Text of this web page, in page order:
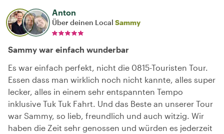
Anton
Über deinen Local Sammy
Sammy war einfach wunderbar
Es war einfach perfekt, nicht die 0815-Touristen Tour.
Essen dass man wirklich noch nicht kannte, alles super
lecker, alles in einem sehr entspannten Tempo
inklusive Tuk Tuk Fahrt. Und das Beste an unserer Tour
war Sammy, so lieb, freundlich und auch witzig. Wir
haben die Zeit sehr genossen und würden es jederzeit